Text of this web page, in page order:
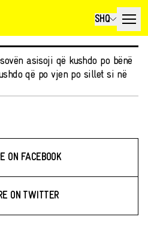
SHQ
asisoji që kushdo po bënë
që po vjen po sillet si në
ON FACEBOOK
ON TWITTER